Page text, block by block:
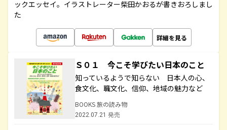
ックエッセイ。イラストレーター柴田かおるが書きおろしまし
た
詳細を見る
Ｓ０１ 今こそ学びたい日本のこと
知っているようで知らない 日本人の心、
食文化、職文化、信仰、地域の魅力など
BOOKS 旅の読み物
2022.07.21 発売